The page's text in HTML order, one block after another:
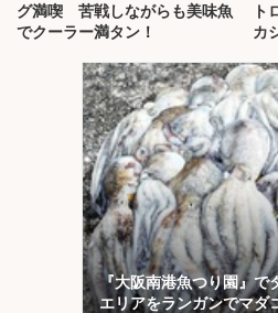
グ満喫 苦戦しながらも美味魚
でクーラー満タン！
ト
カ
『大阪南港魚つり園』
エリアをランガンでマダ